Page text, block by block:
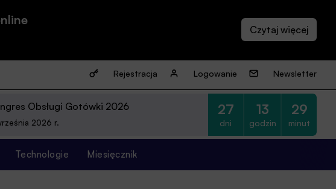
Rejestracja Logowanie Newsletter
Obsługi Gotówki 2026
2026 r.
27
dni
13
godzin
29
minut
Technologie Miesięcznik